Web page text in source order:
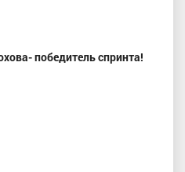
победитель спринта!